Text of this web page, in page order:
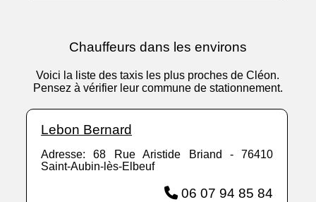
Chauffeurs dans les environs
Voici la liste des taxis les plus proches de Cléon.
Pensez à vérifier leur commune de stationnement.
Lebon Bernard
Adresse: 68 Rue Aristide Briand - 76410
Saint-Aubin-lès-Elbeuf
06 07 94 85 84